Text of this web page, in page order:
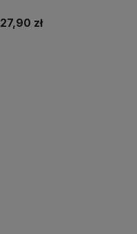
27,90 zł